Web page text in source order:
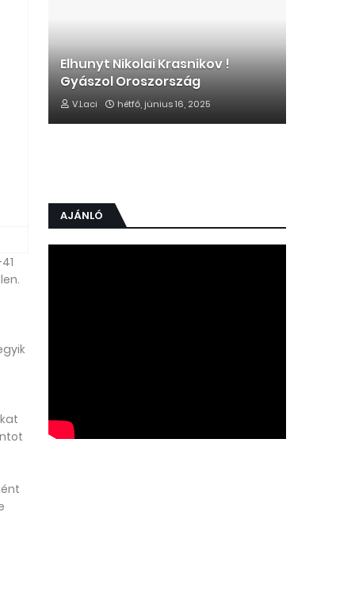
Elhunyt Nikolai Krasnikov !
Gyászol Oroszország
V.Laci hétfő, június 16, 2025
AJÁNLÓ